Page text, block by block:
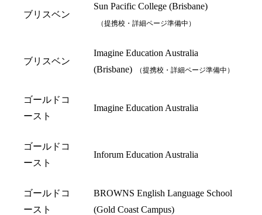
ブリスベン
Sun Pacific College (Brisbane)
（提携校・詳細ページ準備中）
ブリスベン
Imagine Education Australia
(Brisbane)
（提携校・詳細ページ準備中）
ゴールドコ
ースト
Imagine Education Australia
ゴールドコ
ースト
Inforum Education Australia
ゴールドコ
ースト
BROWNS English Language School
(Gold Coast Campus)